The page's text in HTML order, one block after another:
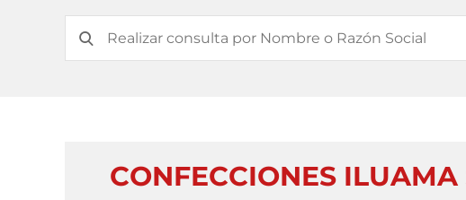
CONFECCIONES